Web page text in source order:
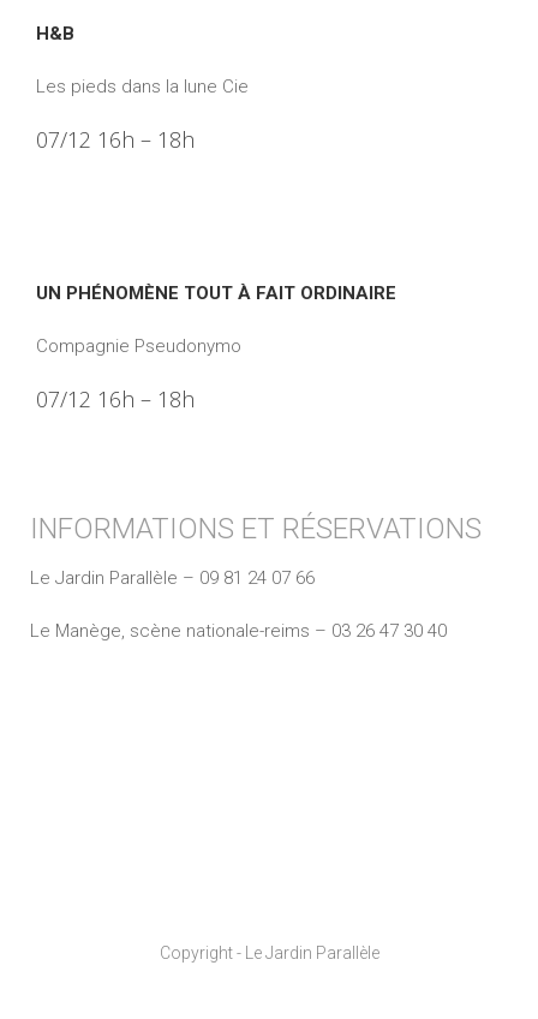
H&B
Les pieds dans la lune Cie
07/12 16h – 18h
UN PHÉNOMÈNE TOUT À FAIT ORDINAIRE
Compagnie Pseudonymo
07/12 16h – 18h
INFORMATIONS ET RÉSERVATIONS
Le Jardin Parallèle – 09 81 24 07 66
Le Manège, scène nationale-reims – 03 26 47 30 40
Copyright - Le Jardin Parallèle